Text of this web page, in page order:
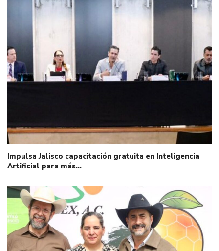
Impulsa Jalisco capacitación gratuita en Inteligencia
Artificial para más…